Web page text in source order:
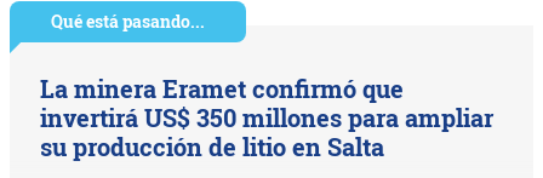
Qué está pasando...
La minera Eramet confirmó que
invertirá US$ 350 millones para ampliar
su producción de litio en Salta